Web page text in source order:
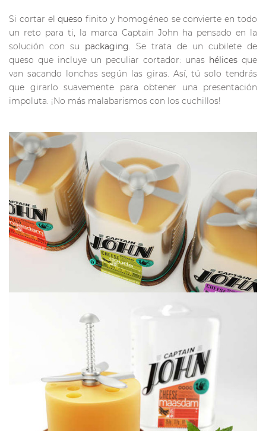
Si cortar elqueso finito y homogéneo se convierte en todo
un reto para ti, la marca Captain John ha pensado en la
solución con su packaging . Se trata de un cubilete de
queso que incluye un peculiar cortador: unas hélices que
van sacando lonchas según las giras. Así, tú solo tendrás
que girarlo suavemente para obtener una presentación
impoluta. ¡No más malabarismos con los cuchillos!